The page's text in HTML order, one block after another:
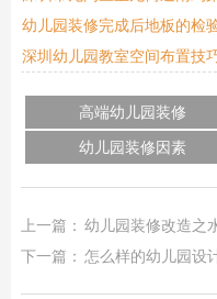
幼儿园装修完成后地板的检
深圳幼儿园教室空间布置技
高端幼儿园装修
幼儿园装修因素
上一篇： 幼儿园装修改造之
下一篇： 怎么样的幼儿园设